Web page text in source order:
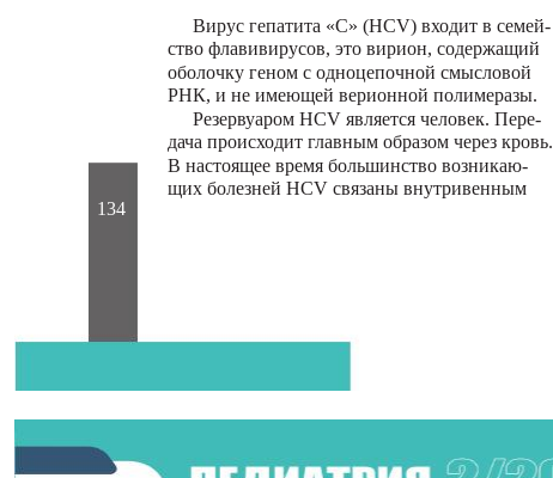
134
Вирус гепатита «С» (HCV) входит в семей-
ство флавивирусов, это вирион, содержащий
оболочку геном с одноцепочной смысловой
РНК, и не имеющей верионной полимеразы.
Резервуаром HCV является человек. Пере-
дача происходит главным образом через кровь.
В настоящее время большинство возникаю-
щих болезней HCV связаны внутривенным